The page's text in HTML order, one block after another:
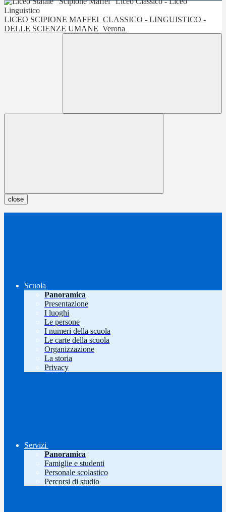
LICEO SCIPIONE MAFFEI CLASSICO - LINGUISTICO -
DELLE SCIENZE UMANE Verona
close
Scuola
Panoramica
Presentazione
I luoghi
Le persone
I numeri della scuola
Le carte della scuola
Organizzazione
La storia
Privacy
Servizi
Panoramica
Famiglie e studenti
Personale scolastico
Percorsi di studio